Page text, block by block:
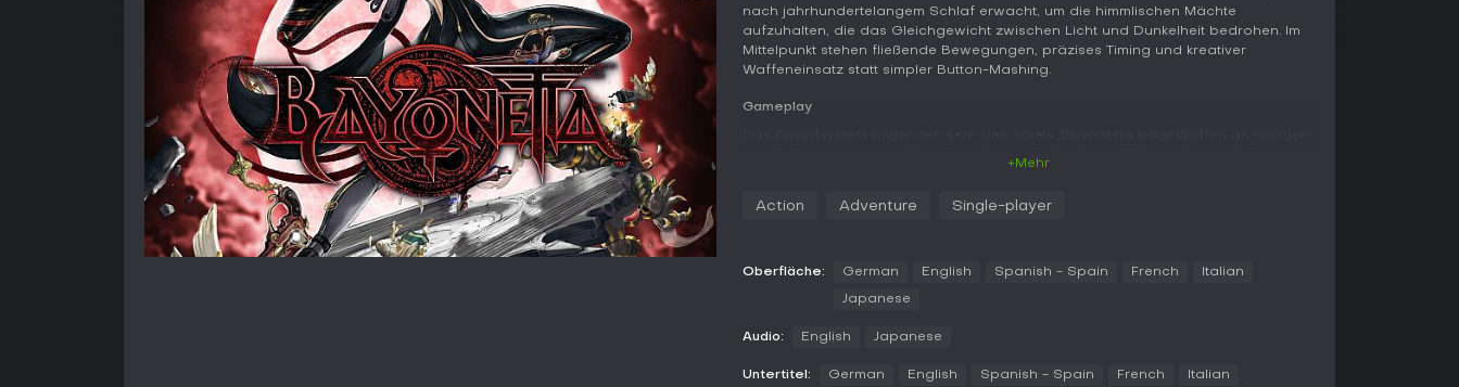
nach jahrhundertelangem Schlaf erwacht, um die himmlischen Mächte
aufzuhalten, die das Gleichgewicht zwischen Licht und Dunkelheit bedrohen. Im
Mittelpunkt stehen fließende Bewegungen, präzises Timing und kreativer
Waffeneinsatz statt simpler Button-Mashing.
Gameplay
herbeirufen, um Gegnergruppen zu zermalmen. Perfekt getimte Ausweichmanöver
denen höllische Folterinstrumente wie Guillotinen oder Eiserne Jungfrauen
beschworen werden. Das System belohnt Kreativität und Stil, was am Ende jeder
benötigte Zeit berücksichtigt.
Die linearen Level gliedern sich in einzelne Verse und verbinden Erkundung mit
+Mehr
Action Adventure Single-player
Oberfläche: German English Spanish - Spain French Italian
Japanese
Audio: English Japanese
Untertitel: German English Spanish - Spain French Italian